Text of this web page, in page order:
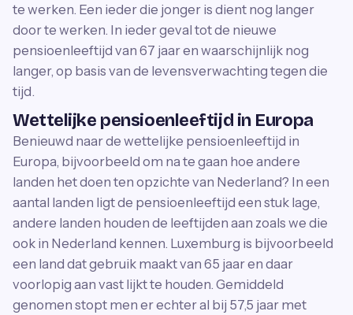
te werken. Een ieder die jonger is dient nog langer
door te werken. In ieder geval tot de nieuwe
pensioenleeftijd van 67 jaar en waarschijnlijk nog
langer, op basis van de levensverwachting tegen die
tijd.
Wettelijke pensioenleeftijd in Europa
Benieuwd naar de wettelijke pensioenleeftijd in
Europa, bijvoorbeeld om na te gaan hoe andere
landen het doen ten opzichte van Nederland? In een
aantal landen ligt de pensioenleeftijd een stuk lage,
andere landen houden de leeftijden aan zoals we die
ook in Nederland kennen. Luxemburg is bijvoorbeeld
een land dat gebruik maakt van 65 jaar en daar
voorlopig aan vast lijkt te houden. Gemiddeld
genomen stopt men er echter al bij 57,5 jaar met